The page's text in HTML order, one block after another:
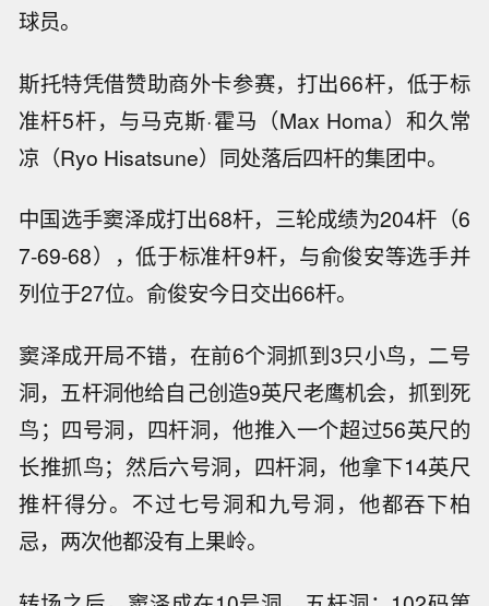
球员。
斯托特凭借赞助商外卡参赛，打出66杆，低于标
准杆5杆，与马克斯·霍马（Max Homa）和久常
凉（Ryo Hisatsune）同处落后四杆的集团中。
中国选手窦泽成打出68杆，三轮成绩为204杆（6
7-69-68），低于标准杆9杆，与俞俊安等选手并
列位于27位。俞俊安今日交出66杆。
窦泽成开局不错，在前6个洞抓到3只小鸟，二号
洞，五杆洞他给自己创造9英尺老鹰机会，抓到死
鸟；四号洞，四杆洞，他推入一个超过56英尺的
长推抓鸟；然后六号洞，四杆洞，他拿下14英尺
推杆得分。不过七号洞和九号洞，他都吞下柏
忌，两次他都没有上果岭。